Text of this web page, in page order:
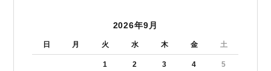
2026年9月
日 月 火 水 木 金 土
1 2 3 4 5